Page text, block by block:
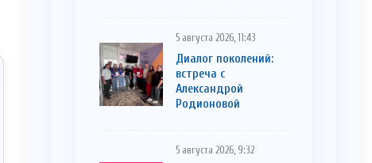
5 августа 2026, 11:43
Диалог поколений:
встреча с
Александрой
Родионовой
5 августа 2026, 9:32